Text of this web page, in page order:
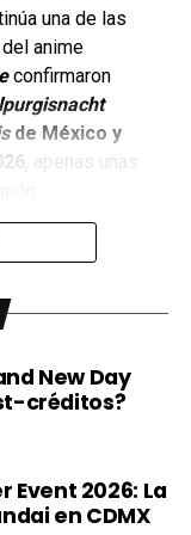
dio origen a
por varias
producción.
y producidos
de
el Festival
de la
una de las
anime
confirmaron
de México y
, apenas unas
New Day
créditos?
Event 2026: La
en CDMX